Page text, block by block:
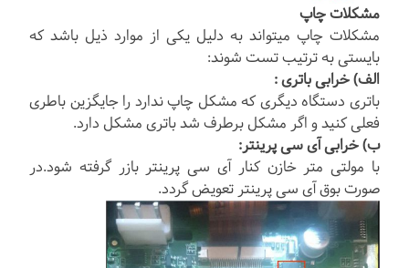
مشکلات چاپ
مشکلات چاپ میتواند به دلیل یکی از موارد ذیل باشد که
بایستی به ترتیب تست شوند:
الف) خرابی باتری :
باتری دستگاه دیگری که مشکل چاپ ندارد را جایگزین باطری
فعلی کنید و اگر مشکل برطرف شد باتری مشکل دارد.
ب) خرابی آی سی پرینتر:
با مولتی متر خازن کنار آی سی پرینتر بازر گرفته شود.در
صورت بوق آی سی پرینتر تعویض گردد.